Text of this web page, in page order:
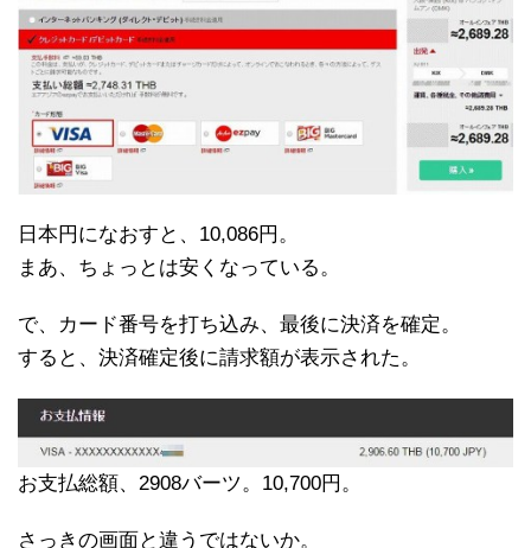
日本円になおすと、10,086円。
まあ、ちょっとは安くなっている。
で、カード番号を打ち込み、最後に決済を確定。
すると、決済確定後に請求額が表示された。
お支払総額、2908バーツ。10,700円。
さっきの画面と違うではないか。